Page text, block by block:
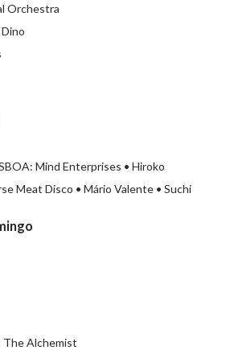
Orchestra
Mind Enterprises • Hiroko
Meat Disco • Mário Valente • Suchi
The Alchemist